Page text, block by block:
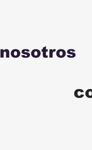
nosotros